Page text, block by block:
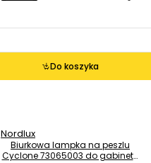
Do koszyka
Nordlux
Biurkowa lampka na peszlu
Cyclone 73065003 do gabinetu